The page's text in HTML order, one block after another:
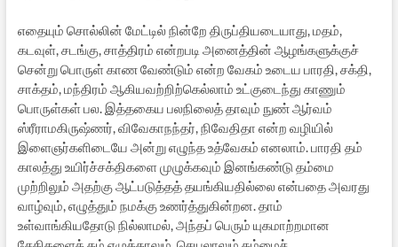
எதையும் சொல்லின் மேட்டில் நின்றே திருப்தியடையாது, மதம்,
கடவுள், சடங்கு, சாத்திரம் என்றபடி அனைத்தின் ஆழங்களுக்குச்
சென்று பொருள் காண வேண்டும் என்ற வேகம் உடைய பாரதி, சக்தி,
சாக்தம், மந்திரம் ஆகியவற்றிற்கெல்லாம் உட்குடைந்து காணும்
பொருள்கள் பல. இத்தகைய பலநிலைத் தாவும் நுண் ஆர்வம்
ஸ்ரீராமகிருஷ்ணர், விவேகாநந்தர், நிவேதிதா என்ற வழியில்
இளைஞர்களிடையே அன்று எழுந்த உத்வேகம் எனலாம். பாரதி தம்
காலத்து உயிர்ச்சக்திகளை முழுக்கவும் இனங்கண்டு தம்மை
முற்றிலும் அதற்கு ஆட்படுத்தத் தயங்கியதில்லை என்பதை அவரது
வாழ்வும், எழுத்தும் நமக்கு உணர்த்துகின்றன. தாம்
உள்வாங்கியதோடு நில்லாமல், அந்தப் பெரும் யுகமாற்றமான